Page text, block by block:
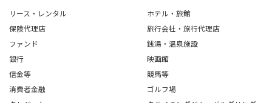
リース・レンタル
保険代理店
ファンド
銀行
信金等
消費者金融
ホテル・旅館
旅行会社・旅行代理店
銭湯・温泉施設
映画館
競馬等
ゴルフ場